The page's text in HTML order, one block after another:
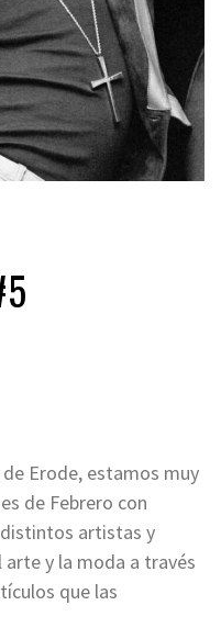
Erode, estamos muy
de Febrero con
artistas y
y la moda a través
que las